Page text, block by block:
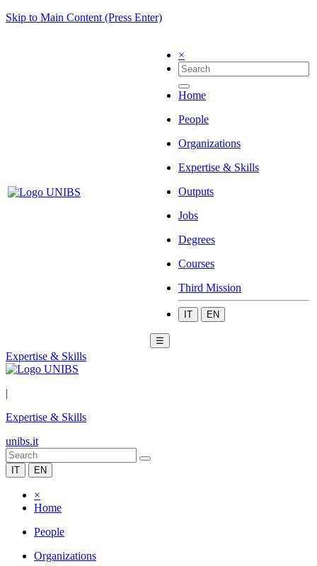
Skip to Main Content (Press Enter)
×
Home
People
Organizations
Expertise & Skills
Outputs
Jobs
Degrees
Courses
Third Mission
IT EN
☰
Expertise & Skills
|
Expertise & Skills
unibs.it
IT EN
×
Home
People
Organizations